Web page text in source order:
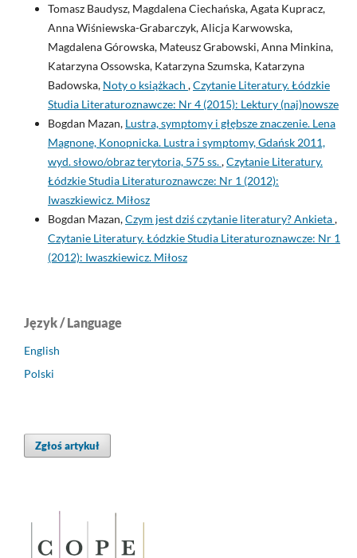
Tomasz Baudysz, Magdalena Ciechańska, Agata Kupracz,
Anna Wiśniewska-Grabarczyk, Alicja Karwowska,
Magdalena Górowska, Mateusz Grabowski, Anna Minkina,
Katarzyna Ossowska, Katarzyna Szumska, Katarzyna
Badowska, Noty o książkach ,Czytanie Literatury. Łódzkie
Studia Literaturoznawcze: Nr 4 (2015): Lektury (naj)nowsze
Bogdan Mazan, Lustra, symptomy i głębsze znaczenie. Lena
Magnone, Konopnicka. Lustra i symptomy, Gdańsk 2011,
wyd. słowo/obraz terytoria, 575 ss.,Czytanie Literatury.
Łódzkie Studia Literaturoznawcze: Nr 1 (2012):
Iwaszkiewicz. Miłosz
Bogdan Mazan,Czym jest dziś czytanie literatury? Ankieta,
Czytanie Literatury. Łódzkie Studia Literaturoznawcze: Nr 1
(2012): Iwaszkiewicz. Miłosz
Język / Language
English
Polski
Zgłoś artykuł